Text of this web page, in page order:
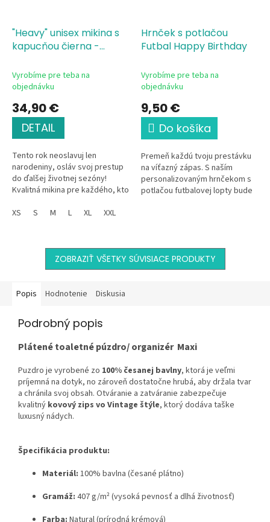
"Heavy" unisex mikina s
kapucňou čierna -
Vyrobíme pre teba na
objednávku
34,90 €
DETAIL
Tento rok neoslavuj len
narodeniny, osláv svoj prestup
do ďalšej životnej sezóny!
Kvalitná mikina pre každého, kto
životný štýl. Pohodlná,...
XS S M L XL XXL
Hrnček s potlačou
Futbal Happy Birthday
Vyrobíme pre teba na
objednávku
9,50 €
Do košíka
Premeň každú tvoju prestávku
na víťazný zápas. S naším
personalizovaným hrnčekom s
potlačou futbalovej lopty bude
ZOBRAZIŤ VŠETKY SÚVISIACE PRODUKTY
Popis Hodnotenie Diskusia
Podrobný popis
Plátené toaletné púzdro/ organizér Maxi
Puzdro je vyrobené zo 100% česanej bavlny, ktorá je veľmi
príjemná na dotyk, no zároveň dostatočne hrubá, aby držala tvar
a chránila svoj obsah. Otváranie a zatváranie zabezpečuje
kvalitný kovový zips vo Vintage štýle, ktorý dodáva taške
luxusný nádych.
Špecifikácia produktu:
Materiál: 100% bavlna (česané plátno)
Gramáž: 407 g/m² (vysoká pevnosť a dlhá životnosť)